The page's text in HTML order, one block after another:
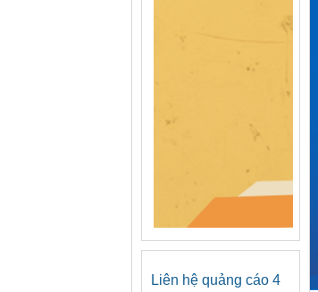
Liên hệ quảng cáo 4